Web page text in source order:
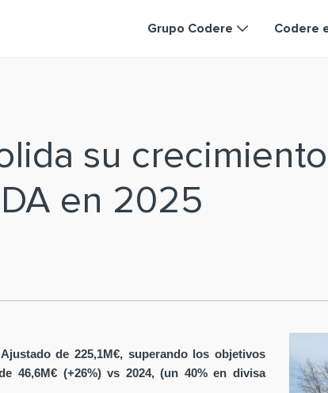
Grupo Codere Codere
su
en 2025
de 225,1M€, superando los objetivos
46,6M€ (+26%) vs 2024, (un 40% en divisa